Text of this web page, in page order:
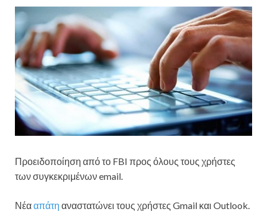
Προειδοποίηση από το FBI προς όλους τους χρήστες
των συγκεκριμένων email.
Νέααπάτη αναστατώνει τους χρήστες Gmail και Outlook.